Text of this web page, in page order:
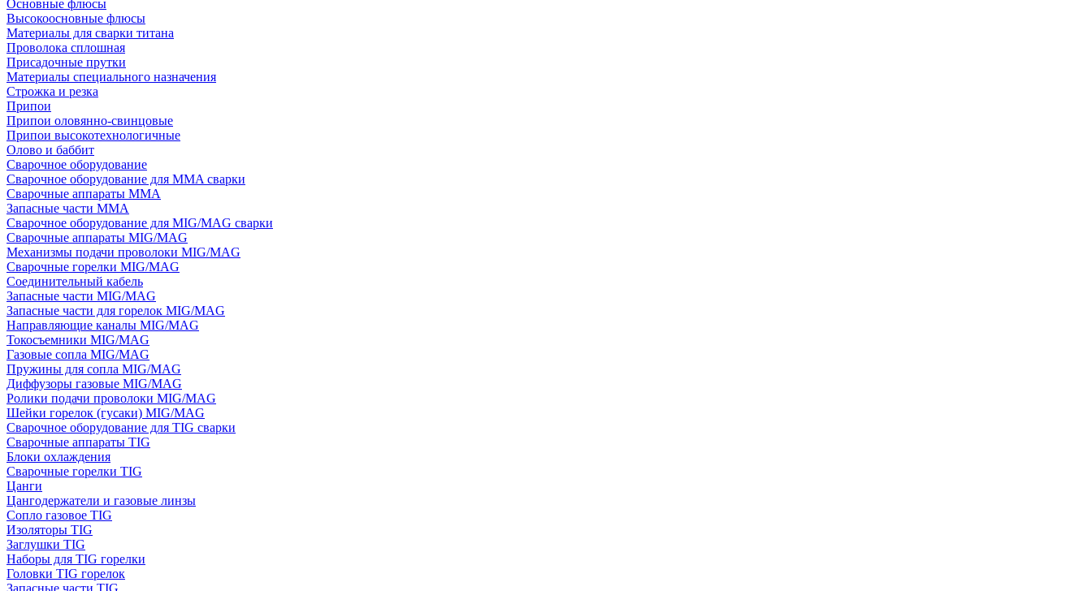
Основные флюсы
Высокоосновные флюсы
Материалы для сварки титана
Проволока сплошная
Присадочные прутки
Материалы специального назначения
Строжка и резка
Припои
Припои оловянно-свинцовые
Припои высокотехнологичные
Олово и баббит
Сварочное оборудование
Сварочное оборудование для MMA сварки
Сварочные аппараты MMA
Запасные части MMA
Сварочное оборудование для MIG/MAG сварки
Сварочные аппараты MIG/MAG
Механизмы подачи проволоки MIG/MAG
Сварочные горелки MIG/MAG
Соединительный кабель
Запасные части MIG/MAG
Запасные части для горелок MIG/MAG
Направляющие каналы MIG/MAG
Токосъемники MIG/MAG
Газовые сопла MIG/MAG
Пружины для сопла MIG/MAG
Диффузоры газовые MIG/MAG
Ролики подачи проволоки MIG/MAG
Шейки горелок (гусаки) MIG/MAG
Сварочное оборудование для TIG сварки
Сварочные аппараты TIG
Блоки охлаждения
Сварочные горелки TIG
Цанги
Цангодержатели и газовые линзы
Сопло газовое TIG
Изоляторы TIG
Заглушки TIG
Наборы для TIG горелки
Головки TIG горелок
Запасные части TIG